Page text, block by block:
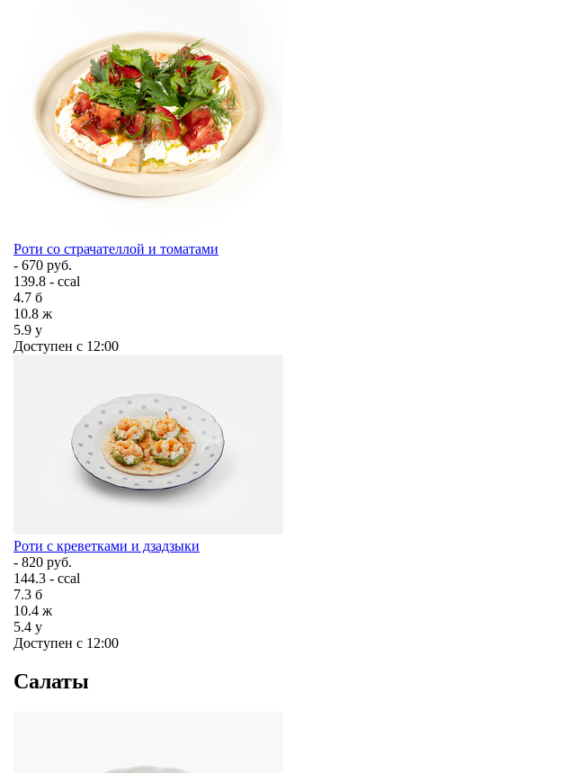
Роти со страчателлой и томатами
- 670 руб.
139.8 - ccal
4.7 б
10.8 ж
5.9 у
Доступен с 12:00
Роти с креветками и дзадзыки
- 820 руб.
144.3 - ccal
7.3 б
10.4 ж
5.4 у
Доступен с 12:00
Салаты